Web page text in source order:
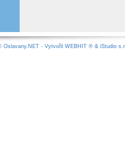
Oslavany.NET - Vytvořil WEBHIT ® & iStudio